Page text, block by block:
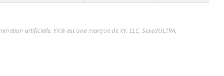
artificielle. YX® est une marque de XY, LLC. SexedULTRA,